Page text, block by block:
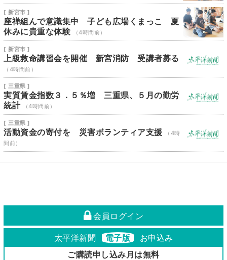
[ 新宮市 ]
座禅組んで意識集中 子ども広場くまっこ 夏
休みに貴重な体験
（4時間前）
[ 新宮市 ]
上級救命講習会を開催 新宮消防 受講者募る
（4時間前）
[ 三重県 ]
実質賃金指数３．５％増 三重県、５月の勤労
統計
（4時間前）
[ 三重県 ]
活動資金の寄付を 災害ボランティア支援
（4時
間前）
会員ログイン
太平洋新聞 電子版
お申込み
ご購読申し込み月は無料